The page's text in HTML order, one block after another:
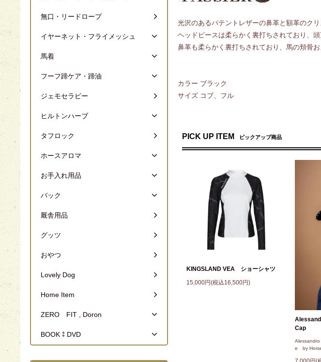
光沢のあるパテントレザーの鼻革と額革のク
ヘッドピースは柔らかく裏打ちされており、
鼻革も柔らかく裏打ちされており、馬の頬骨
カラー ブラック
サイズ コブ、フル
PICK UP ITEM ピックアップ商品
KINGSLAND VEA ショーシャツ
15,000円(税込16,500円)
Cap
e by
無口・リードロープ
イヤーネット・フライメッシュ
馬着
フーフ蹄ケア・蹄油
ジェモセラピー
ヒルトンハーブ
タフロック
ホースアロマ
お手入れ用品
バック
厩舎用品
グッツ
おやつ
Lovely Dog
Home Item
ZERO FIT , Doron
BOOK⁑DVD